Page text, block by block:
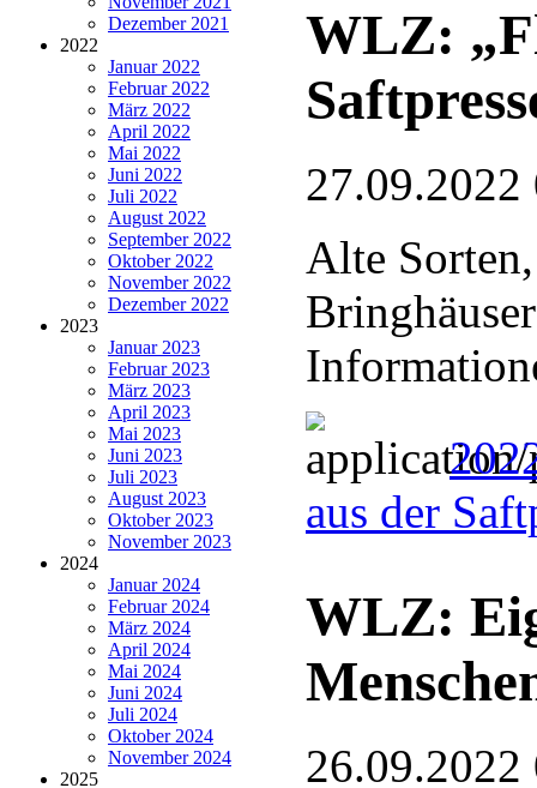
Dezember 2021
2022
Januar 2022
Februar 2022
März 2022
April 2022
Mai 2022
Juni 2022
Juli 2022
August 2022
September 2022
Oktober 2022
November 2022
Dezember 2022
2023
Januar 2023
Februar 2023
März 2023
April 2023
Mai 2023
Juni 2023
Juli 2023
August 2023
Oktober 2023
November 2023
2024
Januar 2024
Februar 2024
März 2024
April 2024
Mai 2024
Juni 2024
Juli 2024
Oktober 2024
November 2024
2025
WLZ:
27.09.2022
Alte
aus der
WLZ:
26.09.2022